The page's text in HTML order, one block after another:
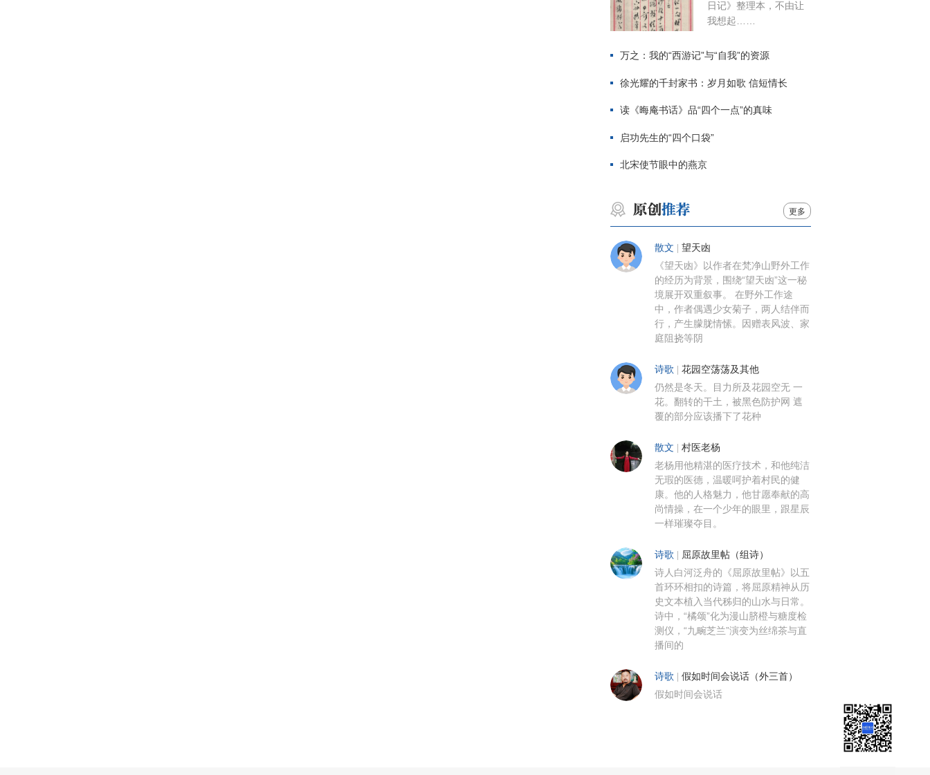
日记》整理本，不由让
我想起……
万之：我的“西游记”与“自我”的资源
徐光耀的千封家书：岁月如歌 信短情长
读《晦庵书话》品“四个一点”的真味
启功先生的“四个口袋”
北宋使节眼中的燕京
更多
散文 望天凼
《望天凼》以作者在梵净山野外工作
的经历为背景，围绕“望天凼”这一秘
境展开双重叙事。 在野外工作途
中，作者偶遇少女菊子，两人结伴而
行，产生朦胧情愫。因赠表风波、家
庭阻挠等阴
诗歌 花园空荡荡及其他
仍然是冬天。目力所及花园空无 一
花。翻转的干土，被黑色防护网 遮
覆的部分应该播下了花种
散文 村医老杨
老杨用他精湛的医疗技术，和他纯洁
无瑕的医德，温暖呵护着村民的健
康。他的人格魅力，他甘愿奉献的高
尚情操，在一个少年的眼里，跟星辰
一样璀璨夺目。
诗歌 屈原故里帖（组诗）
诗人白河泛舟的《屈原故里帖》以五
首环环相扣的诗篇，将屈原精神从历
史文本植入当代秭归的山水与日常。
诗中，“橘颂”化为漫山脐橙与糖度检
测仪，“九畹芝兰”演变为丝绵茶与直
播间的
诗歌 假如时间会说话（外三首）
假如时间会说话